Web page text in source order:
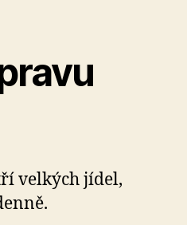
velkých jídel,